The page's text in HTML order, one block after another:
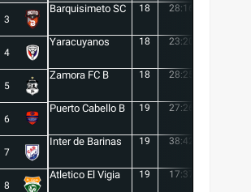
3
Barquisimeto SC 18 28:16
4
Yaracuyanos 18 23:20
5
Zamora FC B 18 28:25
6
Puerto Cabello B 19 27:26
7
Inter de Barinas 19 38:42
8
Atletico El Vigia 19 17:37